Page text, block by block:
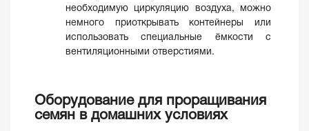
необходимую циркуляцию воздуха, можно
немного приоткрывать контейнеры или
использовать специальные ёмкости с
вентиляционными отверстиями.
Оборудование для проращивания
семян в домашних условиях